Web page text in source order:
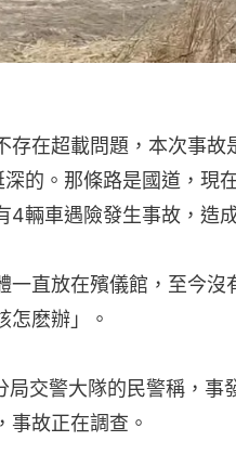
存在超載問題，本次事故
的。那條路是國道，現
4輛車遇險發生事故，造
一直放在殯儀館，至今沒
怎麽辦」。
交警大隊的民警稱，事
事故正在調查。